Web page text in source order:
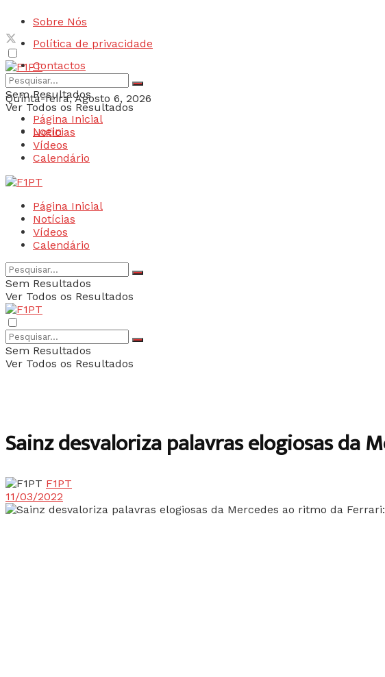
Sobre Nós
Política de privacidade
Contactos
Quinta-feira, Agosto 6, 2026
Login
Sem Resultados
Ver Todos os Resultados
Página Inicial
Notícias
Vídeos
Calendário
Página Inicial
Notícias
Vídeos
Calendário
Sem Resultados
Ver Todos os Resultados
Sem Resultados
Ver Todos os Resultados
Sainz desvaloriza palavras elogiosas da
F1PT
11/03/2022